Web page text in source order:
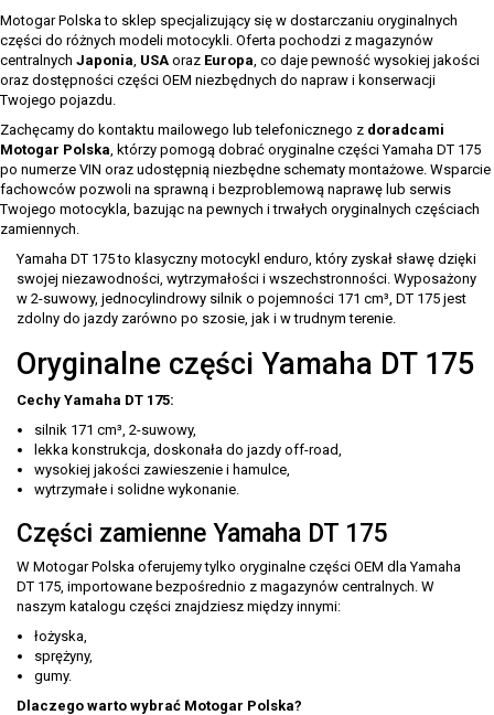
Motogar Polska to sklep specjalizujący się w dostarczaniu oryginalnych
części do różnych modeli motocykli. Oferta pochodzi z magazynów
centralnych Japonia, USA oraz Europa, co daje pewność wysokiej jakości
oraz dostępności części OEM niezbędnych do napraw i konserwacji
Twojego pojazdu.
Zachęcamy do kontaktu mailowego lub telefonicznego z doradcami
Motogar Polska, którzy pomogą dobrać oryginalne części Yamaha DT 175
po numerze VIN oraz udostępnią niezbędne schematy montażowe. Wsparcie
fachowców pozwoli na sprawną i bezproblemową naprawę lub serwis
Twojego motocykla, bazując na pewnych i trwałych oryginalnych częściach
zamiennych.
Yamaha DT 175 to klasyczny motocykl enduro, który zyskał sławę dzięki
swojej niezawodności, wytrzymałości i wszechstronności. Wyposażony
w 2-suwowy, jednocylindrowy silnik o pojemności 171 cm³, DT 175 jest
zdolny do jazdy zarówno po szosie, jak i w trudnym terenie.
Oryginalne części Yamaha DT 175
Cechy Yamaha DT 175:
silnik 171 cm³, 2-suwowy,
lekka konstrukcja, doskonała do jazdy off-road,
wysokiej jakości zawieszenie i hamulce,
wytrzymałe i solidne wykonanie.
Części zamienne Yamaha DT 175
W Motogar Polska oferujemy tylko oryginalne części OEM dla Yamaha
DT 175, importowane bezpośrednio z magazynów centralnych. W
naszym katalogu części znajdziesz między innymi:
łożyska,
sprężyny,
gumy.
Dlaczego warto wybrać Motogar Polska?